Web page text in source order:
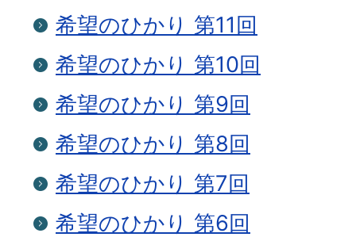
希望のひかり 第11回
希望のひかり 第10回
希望のひかり 第9回
希望のひかり 第8回
希望のひかり 第7回
希望のひかり 第6回